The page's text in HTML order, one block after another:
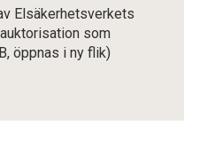
Elsäkerhetsverkets
som
öppnas i ny flik)